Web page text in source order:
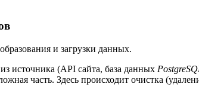
и загрузки данных.
источника (API сайта, база данных
часть. Здесь происходит очистка